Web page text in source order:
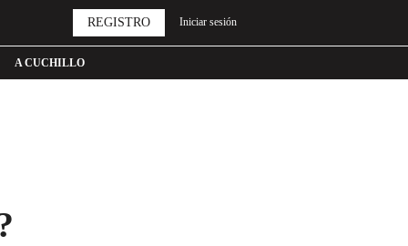
A CUCHILLO
REGISTRO Iniciar sesión